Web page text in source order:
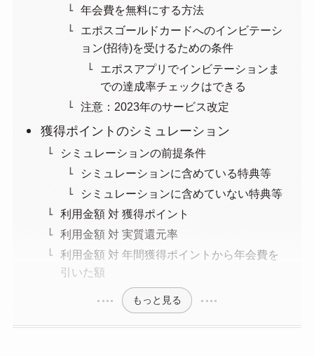
年会費を無料にする方法
エポスゴールドカードへのインビテーシ
ョン(招待)を受けるための条件
エポスアプリでインビテーションま
での達成率チェックはできる
注意：2023年のサービス改定
獲得ポイントのシミュレーション
シミュレーションの前提条件
シミュレーションに含めている特典等
シミュレーションに含めていない特典等
利用金額 対 獲得ポイント
利用金額 対 実質還元率
利用金額 対 年間獲得ポイントから年会費を
引いた額
もっと見る